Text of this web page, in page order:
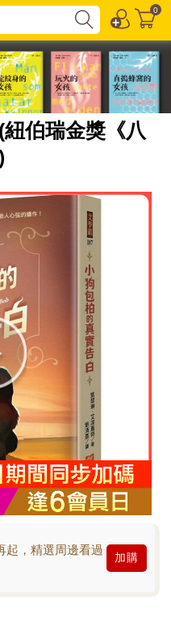
0
伯瑞金獎《八
，精選周邊看過
加購